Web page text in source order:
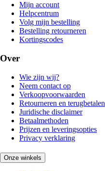
Mijn account
Helpcentrum
Volg mijn bestelling
Bestelling retourneren
Kortingscodes
Over
Wie zijn wij?
Neem contact op
Verkoopvoorwaarden
Retourneren en terugbetalen
Juridische disclaimer
Betaalmethoden
Prijzen en leveringsopties
Privacy verklaring
Onze winkels